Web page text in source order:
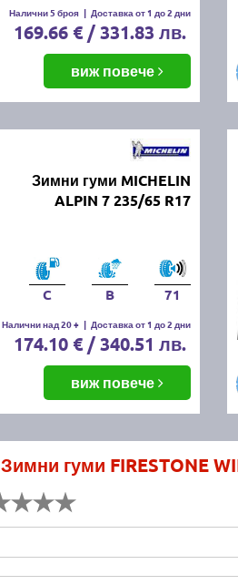
Налични 5 броя | Доставка от 1 до 2 дни
169.66 € / 331.83 лв.
виж повече
Зимни гуми MICHELIN
ALPIN 7 235/65 R17
C B 71
Налични над 20 + | Доставка от 1 до 2 дни
174.10 € / 340.51 лв.
виж повече
Зимни гуми FIRESTONE